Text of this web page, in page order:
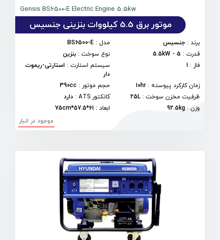
Gensis BS6500-E Electric Engine 5.5kw
موتور برق 5.5 کیلووات بنزینی جنسیس
برند : جنسیس مدل :
BS6500-E
قدرت :
5 - 5.5kW نوع سوخت: بنزین
فاز :
1 سیستم استارت : استارتی-ریموت
دار
زمان کارکرد پیوسته :
10hr حجم موتور :
390cc
ظرفیت مخزن سوخت :
25L کانکتور ATS : دارد
وزن :
92.5kg ابعاد:
61*57.5*75cm
موجود در انبار